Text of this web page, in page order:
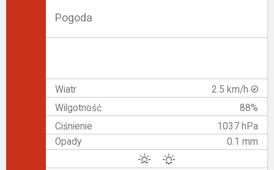
Pogoda
Wiatr
2.5 km/h
Wilgotność
88%
Ciśnienie
1037 hPa
Opady
0.1 mm